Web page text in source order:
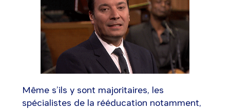
Même s’ils y sont majoritaires, les
spécialistes de la rééducation notamment,